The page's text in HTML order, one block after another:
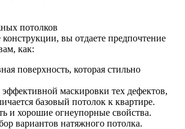
потолков
вы отдаете предпочтение
как:
поверхность, которая стильно
маскировки тех дефектов,
базовый потолок к квартире.
и хорошие огнеупорные свойства.
вариантов натяжного потолка.